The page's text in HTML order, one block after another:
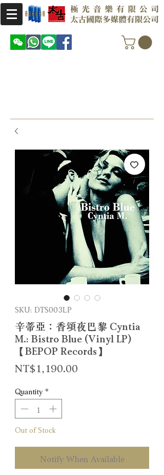
SKU: DTS003LP
辛蒂亞：香頌夜巴黎 Cyntia
M.: Bistro Blue (Vinyl LP)
【BEPOP Records】
NT$1,190.00
Quantity *
Out of Stock
Notify When Available